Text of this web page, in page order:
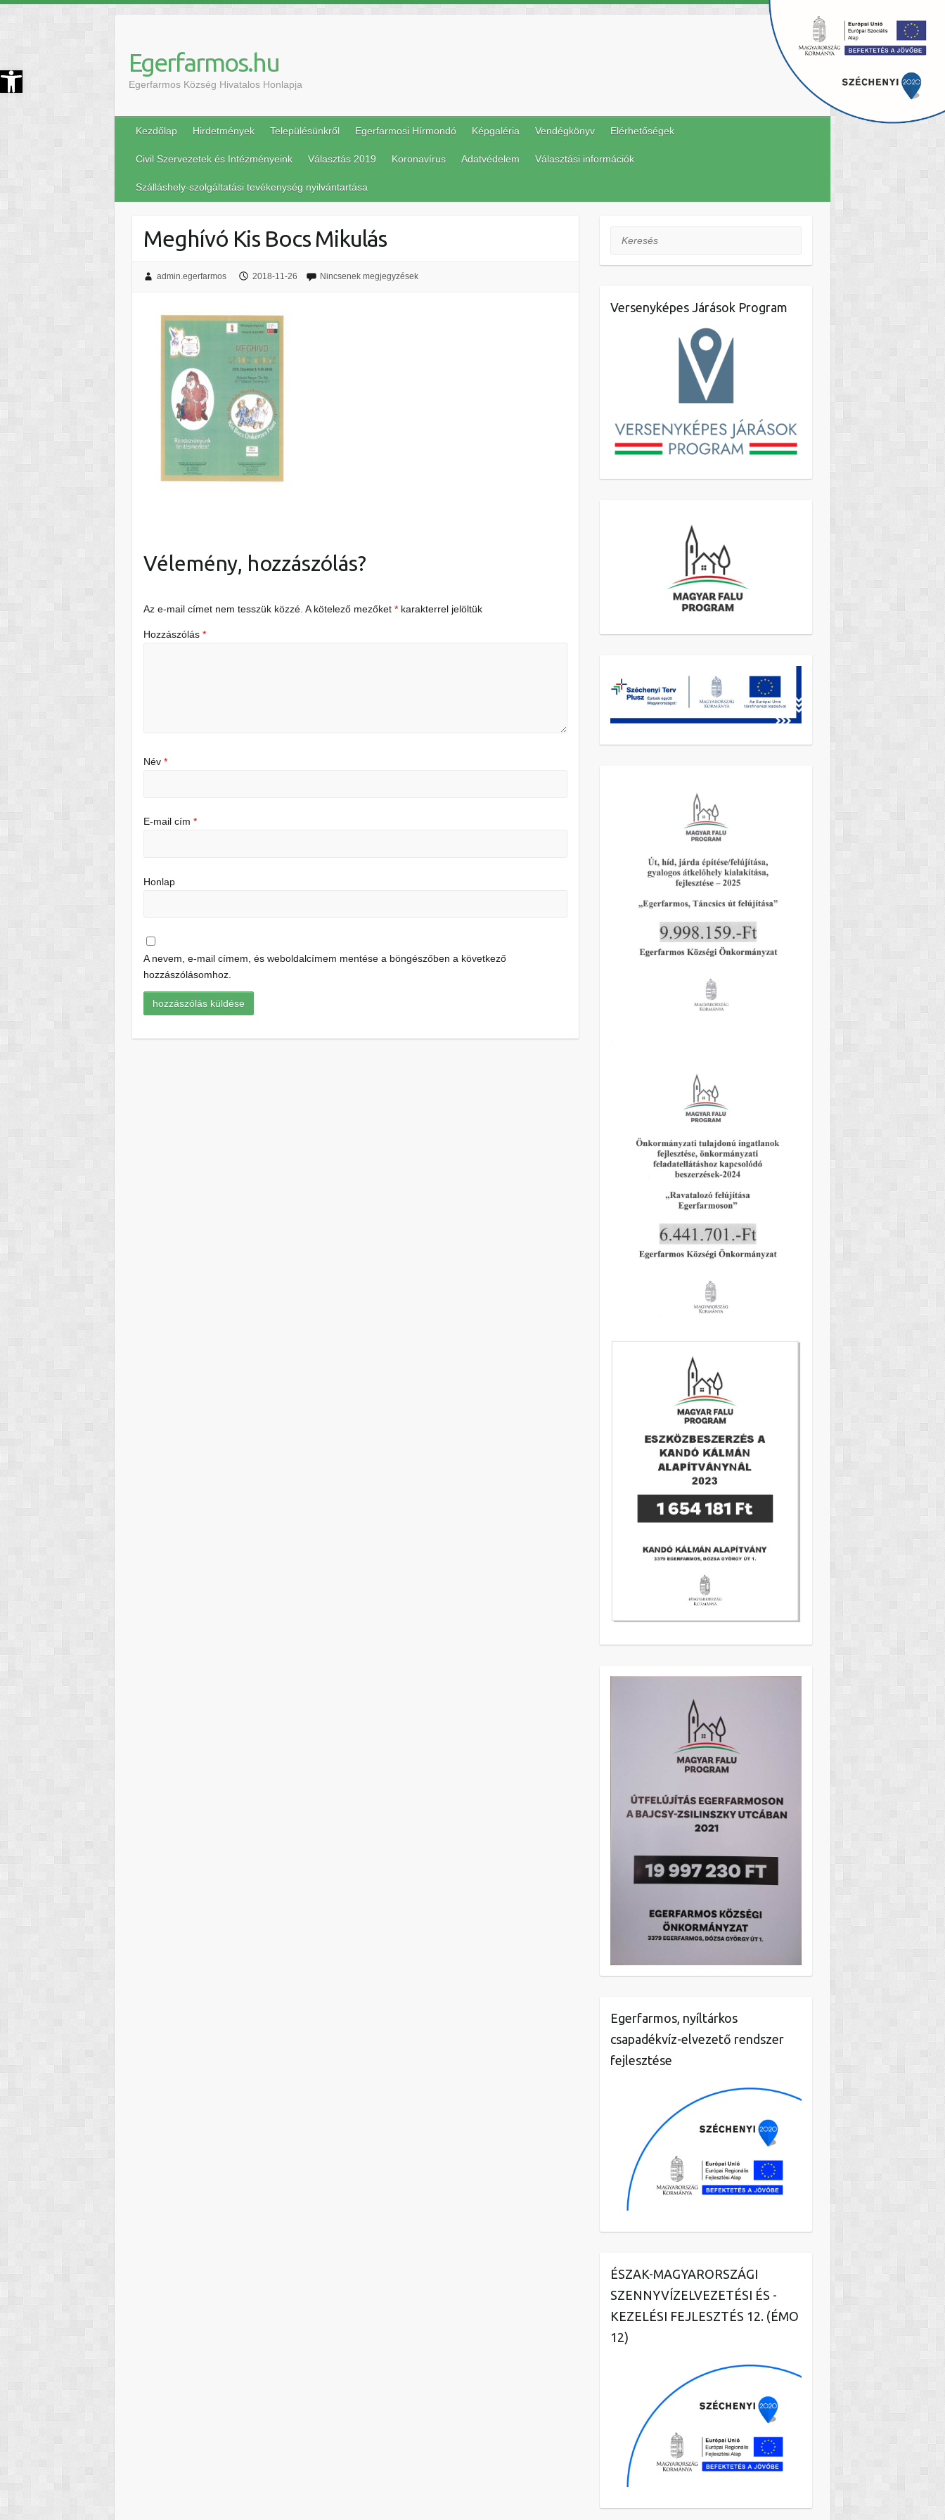
Eszköztár megnyitása Egerfarmos.hu
Egerfarmos Község Hivatalos Honlapja
Kezdőlap Hirdetmények Településünkről Egerfarmosi Hírmondó Képgaléria Vendégkönyv Elérhetőségek
Civil Szervezetek és Intézményeink Választás 2019 Koronavírus Adatvédelem Választási információk
Szálláshely-szolgáltatási tevékenység nyilvántartása
Meghívó Kis Bocs Mikulás
admin.egerfarmos 2018-11-26 Nincsenek megjegyzések
Vélemény, hozzászólás?
Az e-mail címet nem tesszük közzé. A kötelező mezőket* karakterrel jelöltük
Hozzászólás*
Név*
E-mail cím*
Honlap
A nevem, e-mail címem, és weboldalcímem mentése a böngészőben a következő
hozzászólásomhoz.
Keresés
Versenyképes Járások Program
Egerfarmos, nyíltárkos
csapadékvíz-elvezető rendszer
fejlesztése
ÉSZAK-MAGYARORSZÁGI
SZENNYVÍZELVEZETÉSI ÉS -
KEZELÉSI FEJLESZTÉS 12. (ÉMO
12)